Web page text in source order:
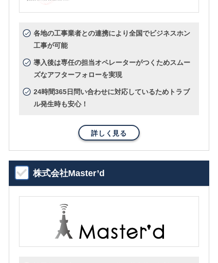
各地の工事業者との連携により全国でビジネスホン
工事が可能
導入後は専任の担当オペレーターがつくためスムー
ズなアフターフォローを実現
24時間365日問い合わせに対応しているためトラブ
ル発生時も安心！
詳しく見る
株式会社Master’d